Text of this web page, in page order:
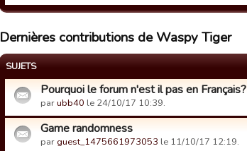
Dernières contributions de Waspy Tiger
SUJETS
Pourquoi le forum n'est il pas en Français?
parubb40 le 24/10/17 10:39.
Game randomness
par guest_1475661973053 le 11/10/17 12:19.